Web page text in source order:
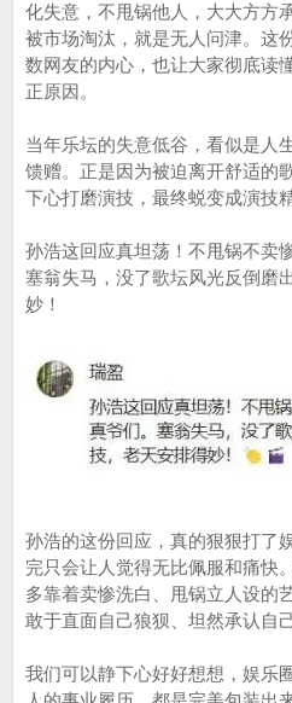
化失意，不甩锅他人，大大方方
被市场淘汰，就是无人问津。这
数网友的内心，也让大家彻底读
正原因。
当年乐坛的失意低谷，看似是人
馈赠。正是因为被迫离开舒适的
下心打磨演技，最终蜕变成演技
孙浩这回应真坦荡！不甩锅不卖
塞翁失马，没了歌坛风光反倒磨
妙！
孙浩的这份回应，真的狠狠打了
完只会让人觉得无比佩服和痛快
多靠着卖惨洗白、甩锅立人设的
敢于直面自己狼狈、坦然承认自
我们可以静下心好好想想，娱乐